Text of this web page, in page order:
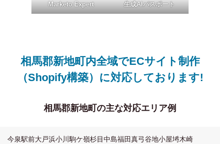
Marketo Expert 生成AIパスポート
相馬郡新地町内全域でECサイト制作
（Shopify構築）に対応しております!
相馬郡新地町の主な対応エリア例
今泉駅前大戸浜小川 駒ケ嶺杉目中島福田真弓谷地小屋埓木崎